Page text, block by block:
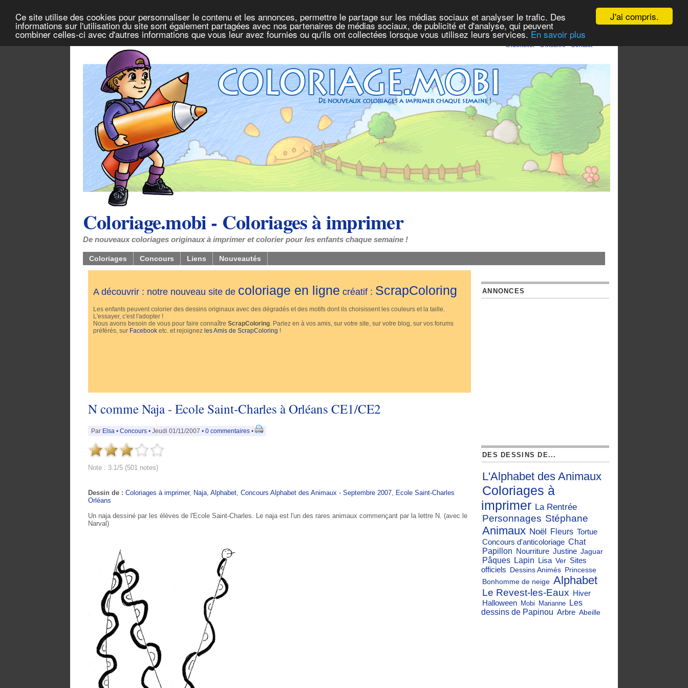
J'ai compris.
Ce site utilise des cookies pour personnaliser le contenu et les annonces, permettre le partage sur les médias sociaux et analyser le trafic. Des
informations sur l'utilisation du site sont également partagées avec nos partenaires de médias sociaux, de publicité et d'analyse, qui peuvent
combiner celles-ci avec d'autres informations que vous leur avez fournies ou qu'ils ont collectées lorsque vous utilisez leurs services. En savoir plus
S'identifier -S'inscrire -Contact
Coloriage.mobi - Coloriages à imprimer
De nouveaux coloriages originaux à imprimer et colorier pour les enfants chaque semaine !
Coloriages Concours Liens Nouveautés
A découvrir : notre nouveau site de coloriage en ligne créatif : ScrapColoring
Les enfants peuvent colorier des dessins originaux avec des dégradés et des motifs dont ils choisissent les couleurs et la taille.
L'essayer, c'est l'adopter !
Nous avons besoin de vous pour faire connaître ScrapColoring . Parlez en à vos amis, sur votre site, sur votre blog, sur vos forums
préférés, sur Facebook etc. et rejoignez les Amis de ScrapColoring !
N comme Naja - Ecole Saint-Charles à Orléans CE1/CE2
Par Elsa • Concours • Jeudi 01/11/2007 • 0 commentaires •
Note : 3.1/5 (501 notes)
Dessin de : Coloriages à imprimer, Naja Alphabet Concours Alphabet des Animaux - Septembre 2007
Ecole Saint-Charles
Orléans
Un naja dessiné par les élèves de l'Ecole Saint-Charles. Le naja est l'un des rares animaux commençant par la lettre N. (avec le
Narval)
ANNONCES
DES DESSINS DE...
L'Alphabet des Animaux
Coloriages à
imprimer La Rentrée
Personnages Stéphane
Animaux Noël Fleurs Tortue
Concours d'anticoloriage Chat
Papillon Nourriture Justine Jaguar
Pâques Lapin Lisa Ver Sites
officiels Dessins Animés Princesse
Bonhomme de neige Alphabet
Le Revest-les-Eaux Hiver
Halloween Mobi Marianne
Les
dessins de Papinou Arbre Abeille